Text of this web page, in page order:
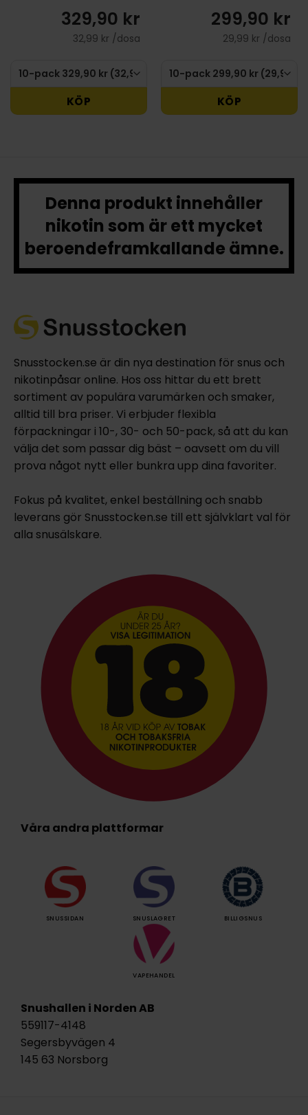
329,90 kr
32,99 kr /dosa
KÖP
299,90 kr
29,99 kr /dosa
KÖP
Denna produkt innehåller
nikotin som är ett mycket
beroendeframkallande ämne.
Snusstocken.se är din nya destination för snus och
nikotinpåsar online. Hos oss hittar du ett brett
sortiment av populära varumärken och smaker,
alltid till bra priser. Vi erbjuder flexibla
förpackningar i 10-, 30- och 50-pack, så att du kan
välja det som passar dig bäst – oavsett om du vill
prova något nytt eller bunkra upp dina favoriter.
Fokus på kvalitet, enkel beställning och snabb
leverans gör Snusstocken.se till ett självklart val för
alla snusälskare.
Våra andra plattformar
SNUSSIDAN SNUSLAGRET BILLIGSNUS
VAPEHANDEL
Snushallen i Norden AB
559117-4148
Segersbyvägen 4
145 63 Norsborg